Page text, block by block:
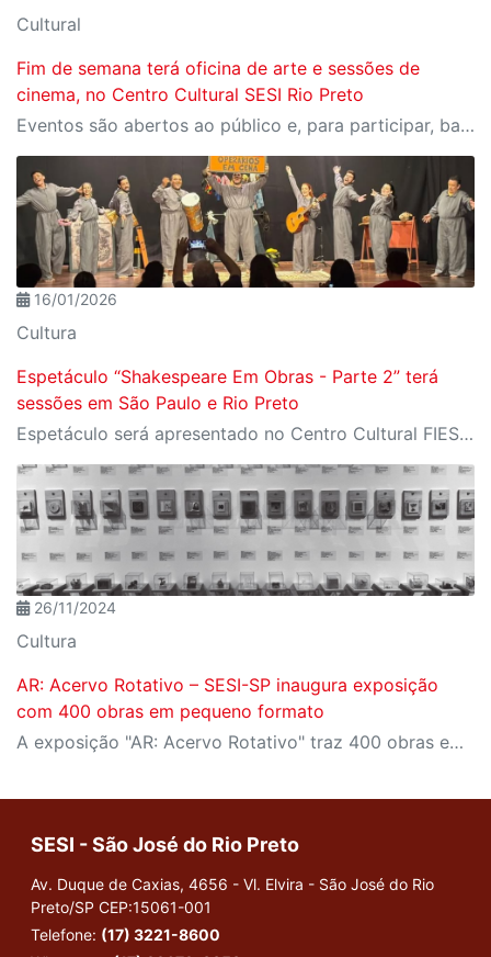
Cultural
Fim de semana terá oficina de arte e sessões de
cinema, no Centro Cultural SESI Rio Preto
Eventos são abertos ao público e, para participar, basta reservar os ingressos gratuitos por meio do site Meu SESI
16/01/2026
Cultura
Espetáculo “Shakespeare Em Obras - Parte 2” terá
sessões em São Paulo e Rio Preto
Espetáculo será apresentado no Centro Cultural FIESP nos dias 23 e 24, e no Centro Cultural SESI Rio Preto, no dia 31 de janeiro
26/11/2024
Cultura
AR: Acervo Rotativo – SESI-SP inaugura exposição
com 400 obras em pequeno formato
A exposição "AR: Acervo Rotativo" traz 400 obras em pequeno formato ao SESI-SP, celebrando a diversidade artística e o acesso democrático à arte.
SESI - São José do Rio Preto
Av. Duque de Caxias, 4656 - Vl. Elvira - São José do Rio
Preto/SP CEP:15061-001
Telefone: (17) 3221-8600